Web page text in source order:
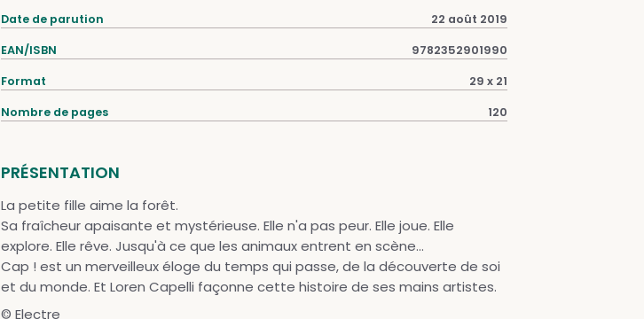
Date de parution 22 août 2019
EAN/ISBN 9782352901990
Format 29 x 21
Nombre de pages 120
PRÉSENTATION
La petite fille aime la forêt.
Sa fraîcheur apaisante et mystérieuse. Elle n'a pas peur. Elle joue. Elle
explore. Elle rêve. Jusqu'à ce que les animaux entrent en scène...
Cap ! est un merveilleux éloge du temps qui passe, de la découverte de soi
et du monde. Et Loren Capelli façonne cette histoire de ses mains artistes.
© Electre